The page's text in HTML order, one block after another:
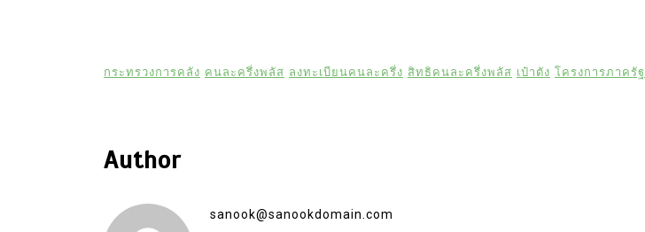
กระทรวงการคลัง คนละครึ่งพลัส ลงทะเบียนคนละครึ่ง สิทธิคนละครึ่งพลัส เป๋าตัง โครงการภาครัฐ
Author
sanook@sanookdomain.com